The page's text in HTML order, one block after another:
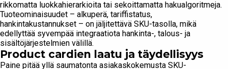
rikkomatta luokkahierarkioita tai sekoittamatta hakualgoritmeja.
Tuoteominaisuudet – alkuperä, tariffistatus,
hankintakustannukset – on jäljitettävä SKU-tasolla, mikä
edellyttää syvempää integraatiota hankinta-, talous- ja
sisältöjärjestelmien välillä.
Product cardien laatu ja täydellisyys
Paine pitää yllä saumatonta asiakaskokemusta SKU-